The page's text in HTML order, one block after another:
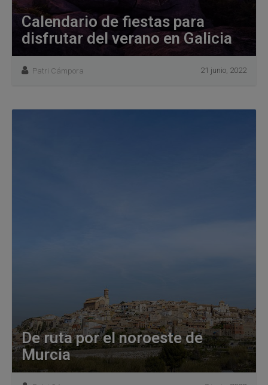
Calendario de fiestas para
disfrutar del verano en Galicia
Patri Cámpora 21 junio, 2022
De ruta por el noroeste de
Murcia